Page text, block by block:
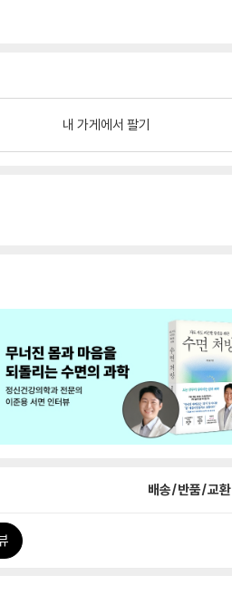
내 가게에서 팔기
배송/반품/교환